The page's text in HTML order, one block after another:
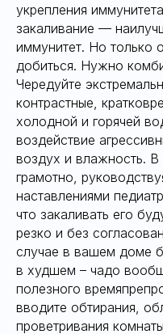
укрепления
закаливание —
иммунитет. Но только
добиться. Нужно
Чередуйте
контрастные,
холодной и горячей
воздействие
воздух и влажность.
грамотно,
наставлениями
что закаливать его
резко и без
случае в вашем доме
в худшем – чадо
полезного
вводите обтирания,
проветривания